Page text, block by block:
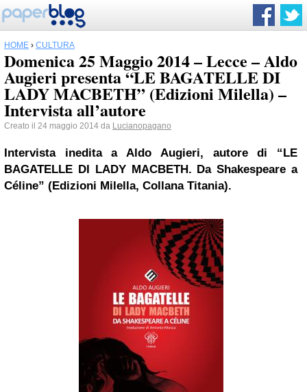
HOME › CULTURA
Domenica 25 Maggio 2014 – Lecce – Aldo
Augieri presenta “LE BAGATELLE DI
LADY MACBETH” (Edizioni Milella) –
Intervista all’autore
Creato il 24 maggio 2014 da Lucianopagano
Intervista inedita a Aldo Augieri,
autore di “LE
BAGATELLE DI LADY MACBETH. Da Shakespeare a
Céline” (Edizioni Milella, Collana Titania).